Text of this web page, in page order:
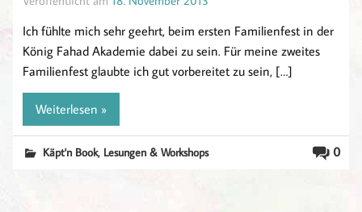
Ich fühlte mich sehr geehrt, beim ersten Familienfest in der
König Fahad Akademie dabei zu sein. Für meine zweites
Familienfest glaubte ich gut vorbereitet zu sein, […]
Weiterlesen »
0
Käpt'n Book, Lesungen & Workshops